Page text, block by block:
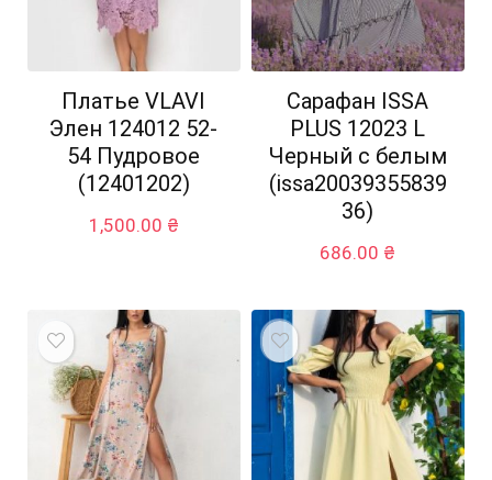
Платье VLAVI
Элен 124012 52-
54 Пудровое
(12401202)
1,500.00 ₴
Сарафан ISSA
PLUS 12023 L
Черный с белым
(issa20039355839
36)
686.00 ₴